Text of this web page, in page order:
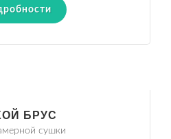
БРУС
сушки